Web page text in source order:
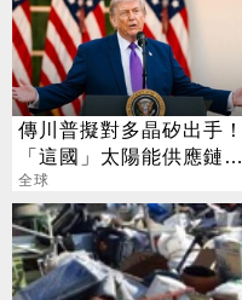
傳川普擬對多晶矽出手！
「這國」太陽能供應鏈恐
遭重擊
全球